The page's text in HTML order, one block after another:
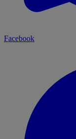
Facebook